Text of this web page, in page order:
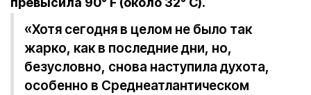
«Хотя сегодня в целом не было так
жарко, как в последние дни, но,
безусловно, снова наступила духота,
особенно в Среднеатлантическом